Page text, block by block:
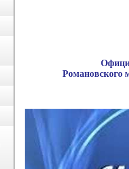
Романовского